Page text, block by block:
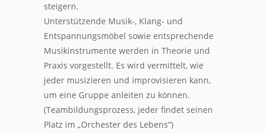
steigern.
Unterstützende Musik-, Klang- und
Entspannungsmöbel sowie entsprechende
Musikinstrumente werden in Theorie und
Praxis vorgestellt. Es wird vermittelt, wie
jeder musizieren und improvisieren kann,
um eine Gruppe anleiten zu können.
(Teambildungsprozess, jeder findet seinen
Platz im „Orchester des Lebens“)